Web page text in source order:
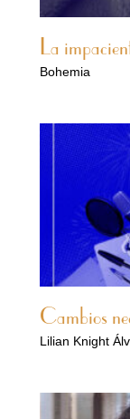
La
Bohemia
Cambios
Lilian Knight